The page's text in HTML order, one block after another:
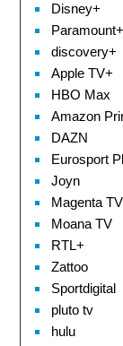
Disney+
Paramount+
discovery+
Apple TV+
HBO Max
Amazon
DAZN
Eurosport
Joyn
Magenta TV
Moana TV
RTL+
Zattoo
Sportdigital
pluto tv
hulu